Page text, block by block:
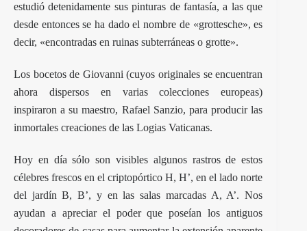
estudió detenidamente sus pinturas de fantasía, a las que
desde entonces se ha dado el nombre de «grottesche», es
decir, «encontradas en ruinas subterráneas o grotte».
Los bocetos de Giovanni (cuyos originales se encuentran
ahora dispersos en varias colecciones europeas)
inspiraron a su maestro, Rafael Sanzio, para producir las
inmortales creaciones de las Logias Vaticanas.
Hoy en día sólo son visibles algunos rastros de estos
célebres frescos en el criptopórtico H, H’, en el lado norte
del jardín B, B’, y en las salas marcadas A, A’. Nos
ayudan a apreciar el poder que poseían los antiguos